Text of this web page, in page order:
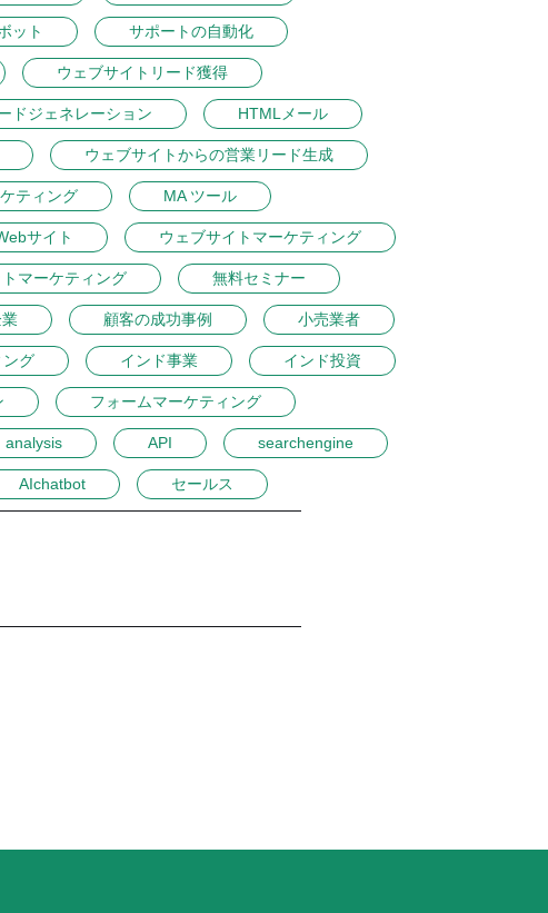
ット サポートの自動化
ウェブサイトリード獲得
ドジェネレーション HTMLメール
ウェブサイトからの営業リード生成
ティング MA ツール
サイト ウェブサイトマーケティング
マーケティング 無料セミナー
顧客の成功事例 小売業者
ング インド事業 インド投資
フォームマーケティング
analysis API searchengine
AIchatbot セールス